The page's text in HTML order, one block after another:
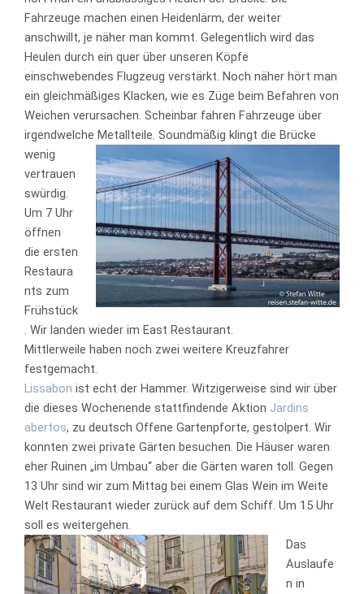
Fahrzeuge machen einen Heidenlärm, der weiter
anschwillt, je näher man kommt. Gelegentlich wird das
Heulen durch ein quer über unseren Köpfe
einschwebendes Flugzeug verstärkt. Noch näher hört man
ein gleichmäßiges Klacken, wie es Züge beim Befahren von
Weichen verursachen. Scheinbar fahren Fahrzeuge über
irgendwelche Metallteile. Soundmäßig klingt die Brücke
wenig
vertrauen
swürdig.
Um 7 Uhr
öffnen
die ersten
Restaura
nts zum
Frühstück
. Wir landen wieder im East Restaurant.
Mittlerweile haben noch zwei weitere Kreuzfahrer
festgemacht.
Lissabon ist echt der Hammer. Witzigerweise sind wir über
die dieses Wochenende stattfindende Aktion Jardins
abertos, zu deutsch Offene Gartenpforte, gestolpert. Wir
konnten zwei private Gärten besuchen. Die Häuser waren
eher Ruinen „im Umbau“ aber die Gärten waren toll. Gegen
13 Uhr sind wir zum Mittag bei einem Glas Wein im Weite
Welt Restaurant wieder zurück auf dem Schiff. Um 15 Uhr
soll es weitergehen.
Das
Auslaufe
n in